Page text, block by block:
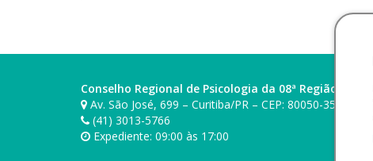
Conselho Regional de Psicologia da 08ª Região (PR)
Av. São José, 699 – Curitiba/PR – CEP: 80050-350
(41) 3013-5766
Expediente: 09:00 às 17:00